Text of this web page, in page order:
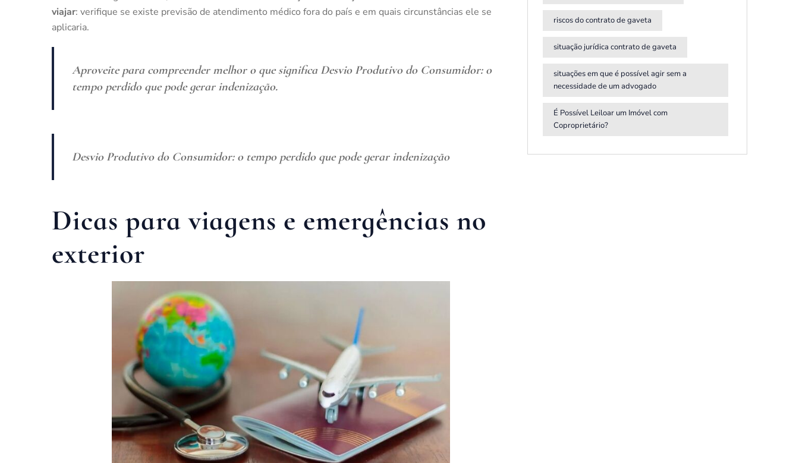
viajar: verifique se existe previsão de atendimento médico fora do país e em quais circunstâncias ele se
aplicaria.
Aproveite para compreender melhor o que significa Desvio Produtivo do Consumidor: o
tempo perdido que pode gerar indenização.
Desvio Produtivo do Consumidor: o tempo perdido que pode gerar indenização
Dicas para viagens e emergências no
exterior
riscos do contrato de gaveta
situação jurídica contrato de gaveta
situações em que é possível agir sem a
necessidade de um advogado
É Possível Leiloar um Imóvel com
Coproprietário?